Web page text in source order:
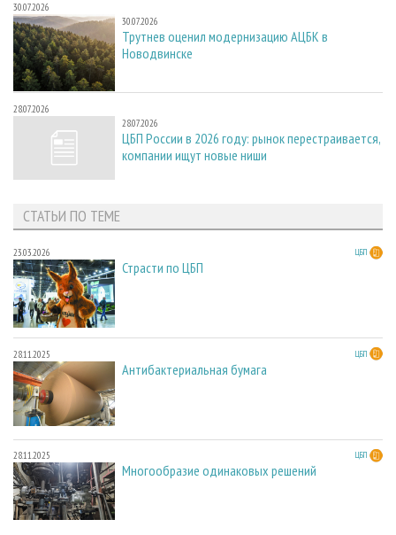
30.07.2026
30.07.2026
Трутнев оценил модернизацию АЦБК в
Новодвинске
28.07.2026
28.07.2026
ЦБП России в 2026 году: рынок перестраивается,
компании ищут новые ниши
СТАТЬИ ПО ТЕМЕ
23.03.2026 ЦБП
Страсти по ЦБП
28.11.2025 ЦБП
Антибактериальная бумага
28.11.2025 ЦБП
Многообразие одинаковых решений